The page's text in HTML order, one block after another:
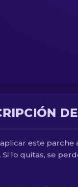
este parche
Si lo quitas, se